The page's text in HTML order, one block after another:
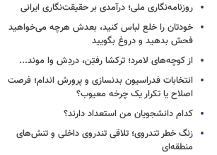
روزنامه‌نگاری ملی؛ درآمدی بر حقیقت‌نگاری ایرانی
خودتان را خلع لباس کنید، بعدش هرچه می‌خواهید
فحش بدهید و دروغ بگویید
از کوچه‌های لامرد؛ ترکشا رفتِن، دردِش وا موند...
انتخابات فدراسیون بدنسازی و پرورش اندام؛ فرصت
اصلاح یا تکرار یک چرخه معیوب؟
کدام دانشجویان من استعداد دارند؟
زنگ خطر تندروی؛ تلاقی تندروی داخلی و تنش‌های
منطقه‌ای